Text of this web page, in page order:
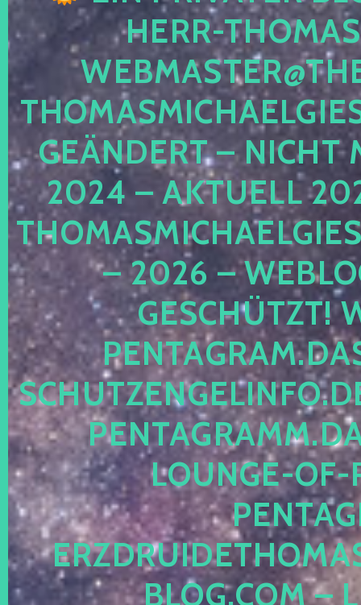
HERR-
GEÄNDERT – NICHT
2024 – AKTUELL
– 2026 –
ESCHÜTZT!
OUNGE-OF-
LOG.COM –